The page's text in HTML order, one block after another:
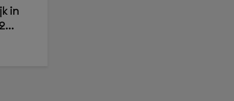
in